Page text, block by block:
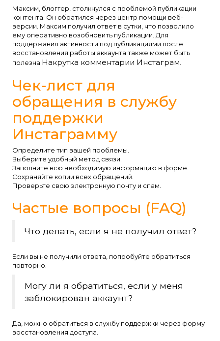
Максим, блоггер, столкнулся с проблемой публикации
контента. Он обратился через центр помощи веб-
версии. Максим получил ответ в сутки, что позволило
ему оперативно возобновить публикации. Для
поддержания активности под публикациями после
восстановления работы аккаунта также может быть
полезна Накрутка комментарии Инстаграм
Чек-лист для
обращения в службу
поддержки
Инстаграмму
Определите тип вашей проблемы.
Выберите удобный метод связи.
Заполните всю необходимую информацию в форме.
Сохраняйте копии всех обращений.
Проверьте свою электронную почту и спам.
Частые вопросы (FAQ)
Что делать, если я не получил ответ?
Если вы не получили ответа, попробуйте обратиться
повторно.
Могу ли я обратиться, если у меня
заблокирован аккаунт?
Да, можно обратиться в службу поддержки через форму
восстановления доступа.